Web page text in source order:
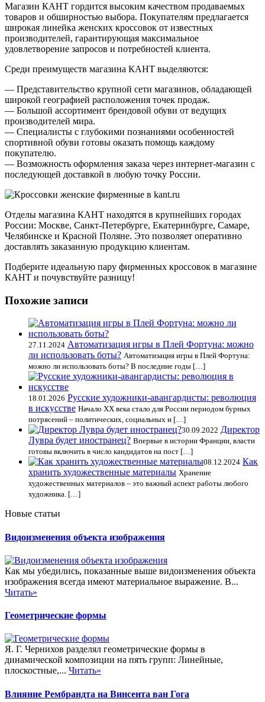
Магазин КАНТ гордится высоким качеством продаваемых
товаров и обширностью выбора. Покупателям предлагается
широкая линейка женских кроссовок от известных
производителей, гарантирующая максимальное
удовлетворение запросов и потребностей клиента.
Среди преимуществ магазина КАНТ выделяются:
— Представительство крупной сети магазинов, обладающей
широкой географией расположения точек продаж.
— Большой ассортимент брендовой обуви от ведущих
производителей мира.
— Специалисты с глубокими познаниями особенностей
спортивной обуви готовы оказать помощь каждому
покупателю.
— Возможность оформления заказа через интернет-магазин с
последующей доставкой в любую точку России.
Отделы магазина КАНТ находятся в крупнейших городах
России: Москве, Санкт-Петербурге, Екатеринбурге, Самаре,
Челябинске и Красной Поляне. Это позволяет оперативно
доставлять заказанную продукцию клиентам.
Подберите идеальную пару фирменных кроссовок в магазине
КАНТ и почувствуйте разницу!
Похожие записи
27.11.2024 Автоматизация игры в Плей Фортуна: можно
ли использовать боты? Автоматизация игры в Плей Фортуна:
можно ли использовать боты? В последние годы […]
18.01.2026 Русские художники-авангардисты: революция
в искусстве Начало XX века стало для России периодом бурных
потрясений – политических, социальных и […]
30.09.2022 Директор
Лувра будет иностранец? Впервые в истории Франции, власти
готовы включить в число кандидатов на пост […]
08.12.2024 Как
хранить художественные материалы Хранение
художественных материалов – это важный аспект работы любого
художника. […]
Новые статьи
Видоизменения объекта изображения
Как мы убедились, показанные выше видоизменения объекта
изображения всегда имеют материальное выражение. В...
Читать»
Геометрические формы
Я. Г. Чернихов разделял геометрические формы в
динамической композиции на пять групп: Линейные,
плоскостные,... Читать»
Влияние Рембрандта на Винсента ван Гога